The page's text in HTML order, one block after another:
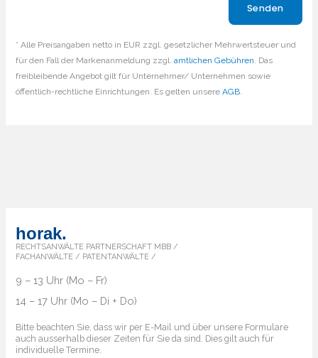
* Alle Preisangaben netto in EUR zzgl. gesetzlicher Mehrwertsteuer und
für den Fall der Markenanmeldung zzgl.amtlichen Gebühren. Das
freibleibende Angebot gilt für Unternehmer/ Unternehmen sowie
öffentlich-rechtliche Einrichtungen. Es gelten unsereAGB.
horak.
RECHTSANWÄLTE PARTNERSCHAFT MBB /
FACHANWÄLTE / PATENTANWÄLTE /
9 – 13 Uhr (Mo – Fr)
14 – 17 Uhr (Mo – Di + Do)
Bitte beachten Sie, dass wir per E-Mail und über unsere Formulare
auch ausserhalb dieser Zeiten für Sie da sind. Dies gilt auch für
individuelle Termine.